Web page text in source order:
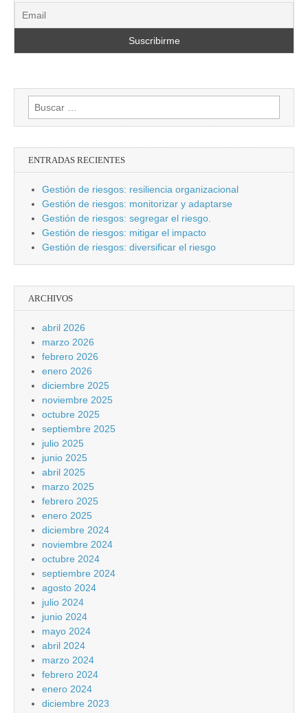
Buscar:
ENTRADAS RECIENTES
Gestión de riesgos: resiliencia organizacional
Gestión de riesgos: monitorizar y adaptarse
Gestión de riesgos: segregar el riesgo.
Gestión de riesgos: mitigar el impacto
Gestión de riesgos: diversificar el riesgo
ARCHIVOS
abril 2026
marzo 2026
febrero 2026
enero 2026
diciembre 2025
noviembre 2025
octubre 2025
septiembre 2025
julio 2025
junio 2025
abril 2025
marzo 2025
febrero 2025
enero 2025
diciembre 2024
noviembre 2024
octubre 2024
septiembre 2024
agosto 2024
julio 2024
junio 2024
mayo 2024
abril 2024
marzo 2024
febrero 2024
enero 2024
diciembre 2023